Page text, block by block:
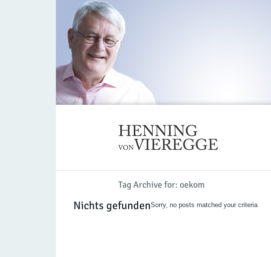
Tag Archive for: oekom
Nichts gefundenSorry, no posts matched your criteria